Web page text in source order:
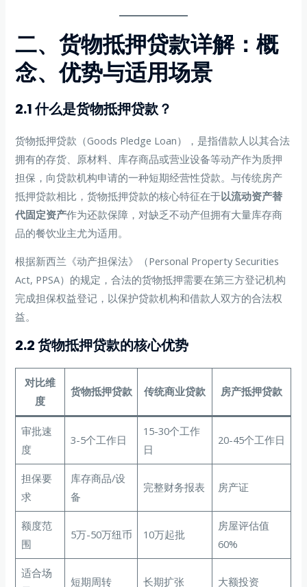
二、货物抵押贷款详解：概
念、优势与适用场景
2.1 什么是货物抵押贷款？
货物抵押贷款（Goods Pledge Loan），是指借款人以其合法
拥有的存货、原材料、库存商品或营业设备等动产作为质押
担保，向贷款机构申请的一种短期经营性贷款。与传统房产
抵押贷款相比，货物抵押贷款的核心特征在于以流动资产替
代固定资产作为还款保障，对缺乏不动产但拥有大量库存商
品的餐饮业主尤为适用。
根据新西兰《动产担保法》（Personal Property Securities
Act, PPSA）的规定，合法的货物抵押需要在第三方登记机构
完成担保权益登记，以保护贷款机构和借款人双方的合法权
益。
2.2 货物抵押贷款的核心优势
对比维
度
货物抵押贷款 传统商业贷款 房产抵押贷款
审批速
度
3-5个工作日
15-30个工作
日
20-45个工作日
担保要
求
库存商品/设
备
完整财务报表 房产证
额度范
围
5万-50万纽币 10万起批
房屋评估值
60%
适合场
短期周转 长期扩张 大额投资